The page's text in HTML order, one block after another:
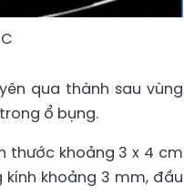
qua thành sau vùng
ổ bụng.
thước khoảng 3 x 4 cm
khoảng 3 mm, đầu